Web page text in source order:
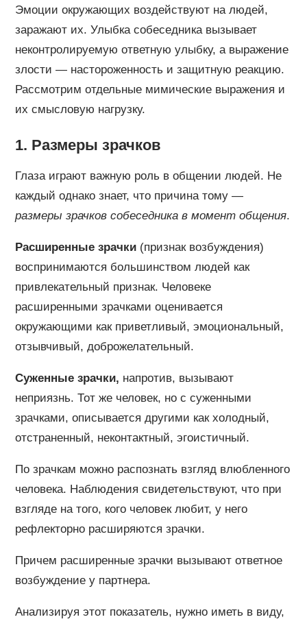
Эмоции окружающих воздействуют на людей,
заражают их. Улыбка собеседника вызывает
неконтролируемую ответную улыбку, а выражение
злости — настороженность и защитную реакцию.
Рассмотрим отдельные мимические выражения и
их смысловую нагрузку.
1. Размеры зрачков
Глаза играют важную роль в общении людей. Не
каждый однако знает, что причина тому —
размеры зрачков собеседника в момент общения.
Расширенные зрачки(признак возбуждения)
воспринимаются большинством людей как
привлекательный признак. Человеке
расширенными зрачками оценивается
окружающими как приветливый, эмоциональный,
отзывчивый, доброжелательный.
Суженные зрачки, напротив, вызывают
неприязнь. Тот же человек, но с суженными
зрачками, описывается другими как холодный,
отстраненный, неконтактный, эгоистичный.
По зрачкам можно распознать взгляд влюбленного
человека. Наблюдения свидетельствуют, что при
взгляде на того, кого человек любит, у него
рефлекторно расширяются зрачки.
Причем расширенные зрачки вызывают ответное
возбуждение у партнера.
Анализируя этот показатель, нужно иметь в виду,